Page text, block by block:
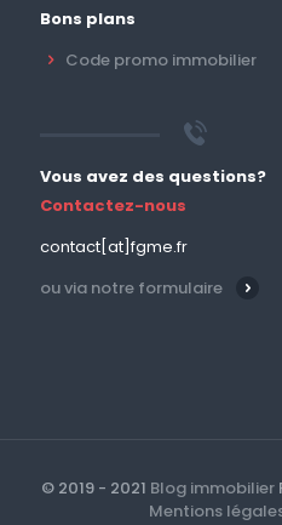
Bons plans
Code promo immobilier
Vous avez des questions?
Contactez-nous
contact[at]fgme.fr
ou via notre formulaire
© 2019 - 2021 Blog immobilier
Mentions